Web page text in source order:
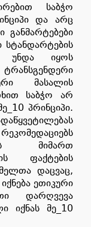
საბჭო
და არც
განმარტებები
სტანდარტების
უნდა იყოს
მასალის
საბჭო არ
პრინციპი.
მიმართ
ფაქტების
დაცვაც,
ეთიკური
დარღვევა
იქნას მე_10